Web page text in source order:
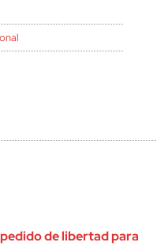
de libertad para